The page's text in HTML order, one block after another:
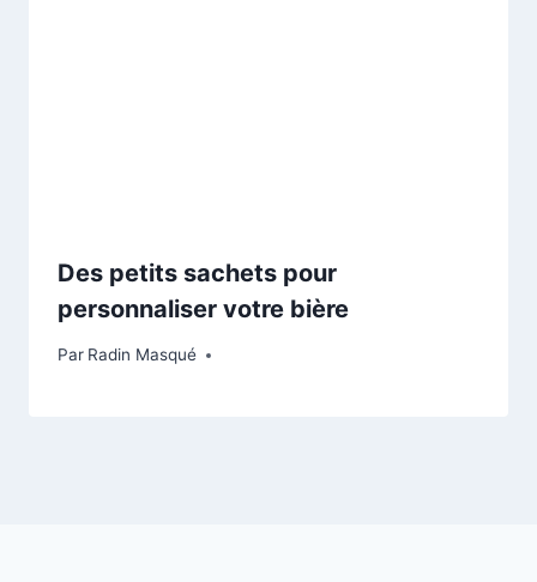
Des petits sachets pour
personnaliser votre bière
Par Radin Masqué